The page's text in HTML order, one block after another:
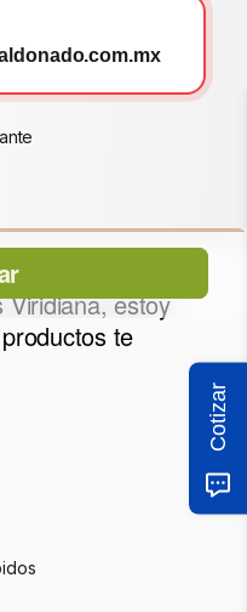
Cotizar